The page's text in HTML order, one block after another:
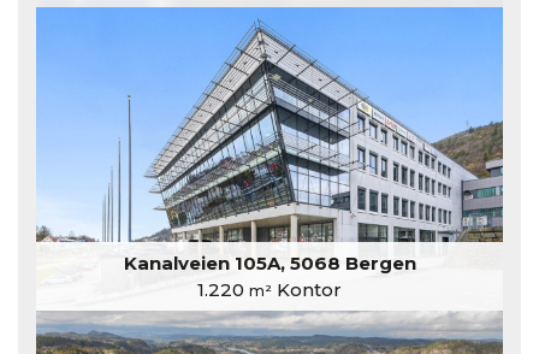
Kanalveien 105A, 5068 Bergen
1.220 m² Kontor